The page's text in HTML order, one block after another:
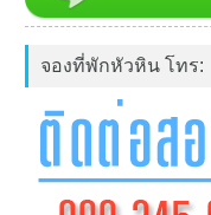
จองที่พักหัวหิน โทร: